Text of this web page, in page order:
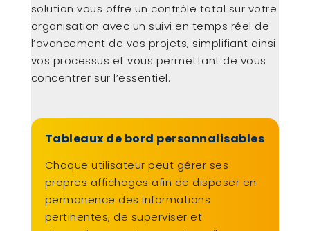
solution vous offre un contrôle total sur votre
organisation avec un suivi en temps réel de
l’avancement de vos projets, simplifiant ainsi
vos processus et vous permettant de vous
concentrer sur l’essentiel.
Tableaux de bord personnalisables
Chaque utilisateur peut gérer ses
propres affichages afin de disposer en
permanence des informations
pertinentes, de superviser et